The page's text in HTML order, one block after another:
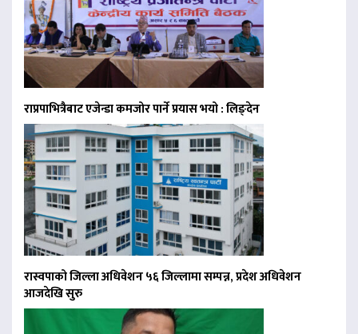
राप्रपाभित्रैबाट एजेन्डा कमजोर पार्ने प्रयास भयो : लिङ्देन
रास्वपाको जिल्ला अधिवेशन ५६ जिल्लामा सम्पन्न, प्रदेश अधिवेशन
आजदेखि सुरु